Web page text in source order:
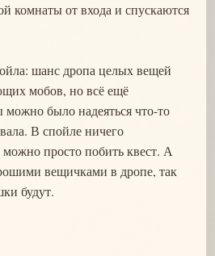
комнаты от входа и спускаются
шанс дропа целых вещей
мобов, но всё ещё
было надеяться что-то
В спойле ничего
просто побить квест. А
вещичками в дропе, так
будут.